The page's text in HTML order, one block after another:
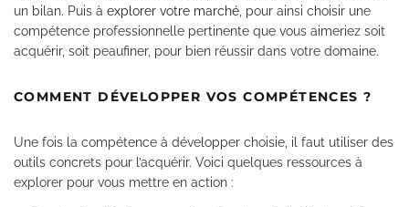
un bilan. Puis à explorer votre marché , pour ainsi choisir une
compétence professionnelle pertinente que vous aimeriez soit
acquérir, soit peaufiner, pour bien réussir dans votre domaine.
COMMENT DÉVELOPPER VOS COMPÉTENCES ?
Une fois la compétence à développer choisie, il faut utiliser des
outils concrets pour l’acquérir. Voici quelques ressources à
explorer pour vous mettre en action :